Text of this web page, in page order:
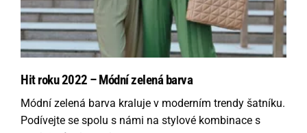
Hit roku 2022 – Módní zelená barva
Módní zelená barva kraluje v moderním trendy šatníku.
Podívejte se spolu s námi na stylové kombinace s